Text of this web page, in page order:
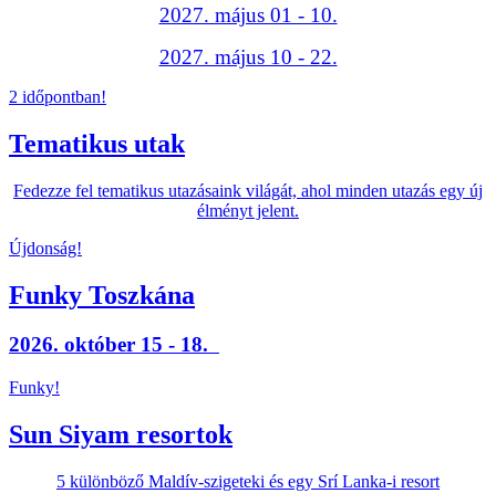
2027. május 01 - 10.
2027. május 10 - 22.
2 időpontban!
Tematikus utak
Fedezze fel tematikus utazásaink világát, ahol minden utazás egy új
élményt jelent.
Újdonság!
Funky Toszkána
2026. október 15 - 18.
Funky!
Sun Siyam resortok
5 különböző Maldív-szigeteki és egy Srí Lanka-i resort